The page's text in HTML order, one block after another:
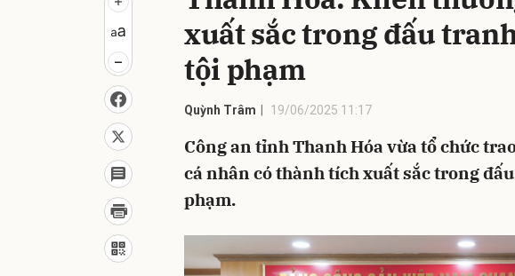
xuất sắc trong đấu
tội phạm
Quỳnh Trâm 19/06/2025 11:17
Công an tỉnh Thanh Hóa vừa tổ chức
cá nhân có thành tích xuất sắc trong
phạm.